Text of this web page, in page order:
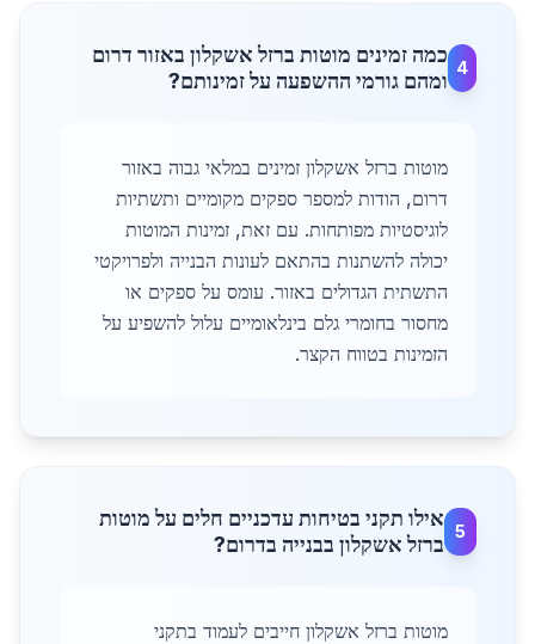
4
כמה זמינים מוטות ברזל אשקלון באזור דרום
ומהם גורמי ההשפעה על זמינותם?
מוטות ברזל אשקלון זמינים במלאי גבוה באזור
דרום, הודות למספר ספקים מקומיים ותשתיות
לוגיסטיות מפותחות. עם זאת, זמינות המוטות
יכולה להשתנות בהתאם לעונות הבנייה ולפרויקטי
התשתית הגדולים באזור. עומס על ספקים או
מחסור בחומרי גלם בינלאומיים עלול להשפיע על
הזמינות בטווח הקצר.
5
אילו תקני בטיחות עדכניים חלים על מוטות
ברזל אשקלון בבנייה בדרום?
מוטות ברזל אשקלון חייבים לעמוד בתקני